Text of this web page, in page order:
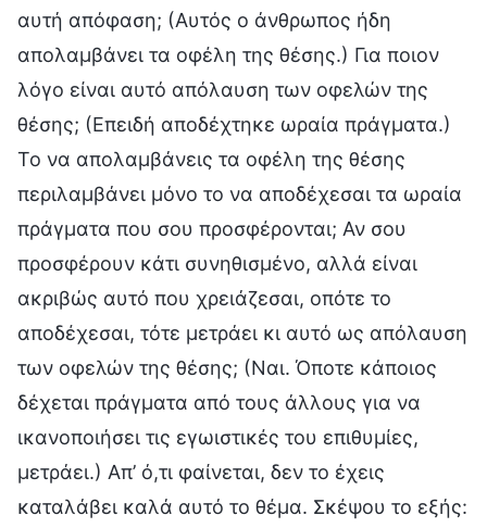
αυτή απόφαση; (Αυτός ο άνθρωπος ήδη
απολαμβάνει τα οφέλη της θέσης.) Για ποιον
λόγο είναι αυτό απόλαυση των οφελών της
θέσης; (Επειδή αποδέχτηκε ωραία πράγματα.)
Το να απολαμβάνεις τα οφέλη της θέσης
περιλαμβάνει μόνο το να αποδέχεσαι τα ωραία
πράγματα που σου προσφέρονται; Αν σου
προσφέρουν κάτι συνηθισμένο, αλλά είναι
ακριβώς αυτό που χρειάζεσαι, οπότε το
αποδέχεσαι, τότε μετράει κι αυτό ως απόλαυση
των οφελών της θέσης; (Ναι. Όποτε κάποιος
δέχεται πράγματα από τους άλλους για να
ικανοποιήσει τις εγωιστικές του επιθυμίες,
μετράει.) Απ’ ό,τι φαίνεται, δεν το έχεις
καταλάβει καλά αυτό το θέμα. Σκέψου το εξής: